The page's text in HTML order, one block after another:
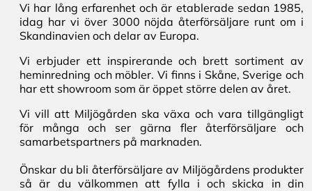
Vi har lång erfarenhet och är etablerade sedan 1985,
idag har vi över 3000 nöjda återförsäljare runt om i
Skandinavien och delar av Europa.
Vi erbjuder ett inspirerande och brett sortiment av
heminredning och möbler. Vi finns i Skåne, Sverige och
har ett showroom som är öppet större delen av året.
Vi vill att Miljögården ska växa och vara tillgängligt
för många och ser gärna fler återförsäljare och
samarbetspartners på marknaden.
Önskar du bli återförsäljare av Miljögårdens produkter
så är du välkommen att fylla i och skicka in din